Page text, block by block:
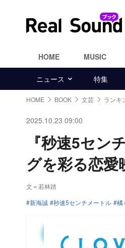
HOME MUSIC
ニュース 特集
HOME BOOK 文芸 ランキ
2025.10.23 09:00
『秒速5セ
グを彩る恋愛
文＝若林踏
新海誠
秒速5センチメートル 橘